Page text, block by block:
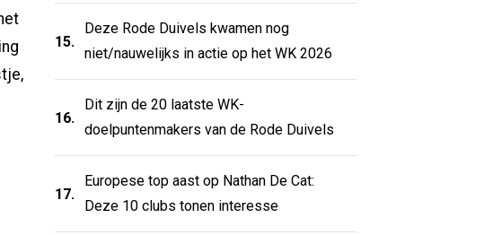
15.
Deze Rode Duivels kwamen nog
niet/nauwelijks in actie op het WK 2026
16.
Dit zijn de 20 laatste WK-
doelpuntenmakers van de Rode Duivels
17.
Europese top aast op Nathan De Cat:
Deze 10 clubs tonen interesse